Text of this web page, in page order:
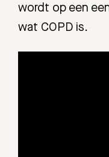
wordt op een
wat COPD is.